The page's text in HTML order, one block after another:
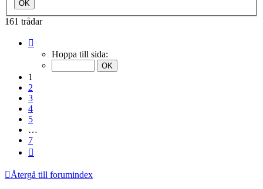
161 trådar
Hoppa till sida:
1
2
3
4
5
…
7
Återgå till forumindex